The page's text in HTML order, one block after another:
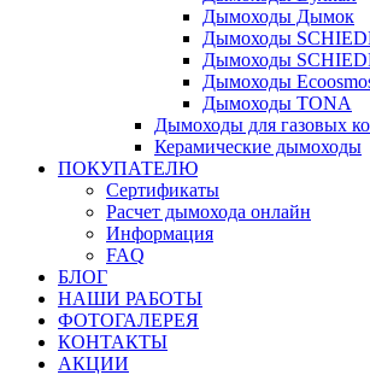
Дымоходы Дымок
Дымоходы
Дымоходы
Дымоходы
Дымоходы TONA
Дымоходы для газовых
Керамические дымоходы
ПОКУПАТЕЛЮ
Сертификаты
Расчет дымохода онлайн
Информация
FAQ
БЛОГ
НАШИ РАБОТЫ
ФОТОГАЛЕРЕЯ
КОНТАКТЫ
АКЦИИ